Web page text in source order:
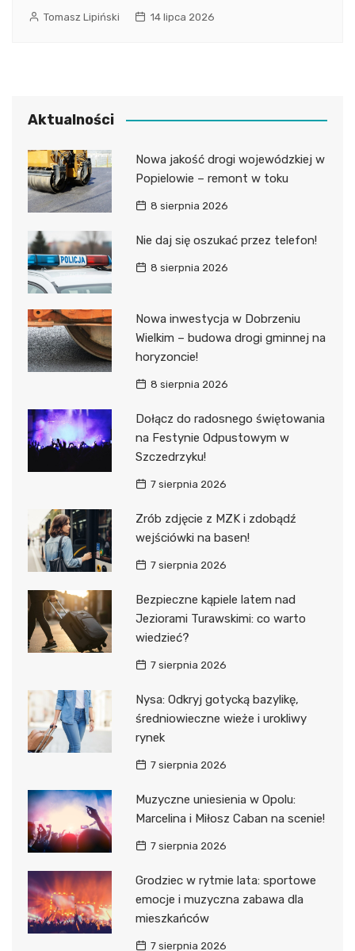
Tomasz Lipiński 14 lipca 2026
Aktualności
Nowa jakość drogi wojewódzkiej w
Popielowie – remont w toku
8 sierpnia 2026
Nie daj się oszukać przez telefon!
8 sierpnia 2026
Nowa inwestycja w Dobrzeniu
Wielkim – budowa drogi gminnej na
horyzoncie!
8 sierpnia 2026
Dołącz do radosnego świętowania
na Festynie Odpustowym w
Szczedrzyku!
7 sierpnia 2026
Zrób zdjęcie z MZK i zdobądź
wejściówki na basen!
7 sierpnia 2026
Bezpieczne kąpiele latem nad
Jeziorami Turawskimi: co warto
wiedzieć?
7 sierpnia 2026
Nysa: Odkryj gotycką bazylikę,
średniowieczne wieże i urokliwy
rynek
7 sierpnia 2026
Muzyczne uniesienia w Opolu:
Marcelina i Miłosz Caban na scenie!
7 sierpnia 2026
Grodziec w rytmie lata: sportowe
emocje i muzyczna zabawa dla
mieszkańców
7 sierpnia 2026